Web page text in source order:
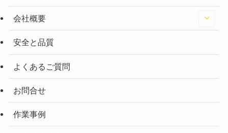
会社概要
安全と品質
よくあるご質問
お問合せ
作業事例